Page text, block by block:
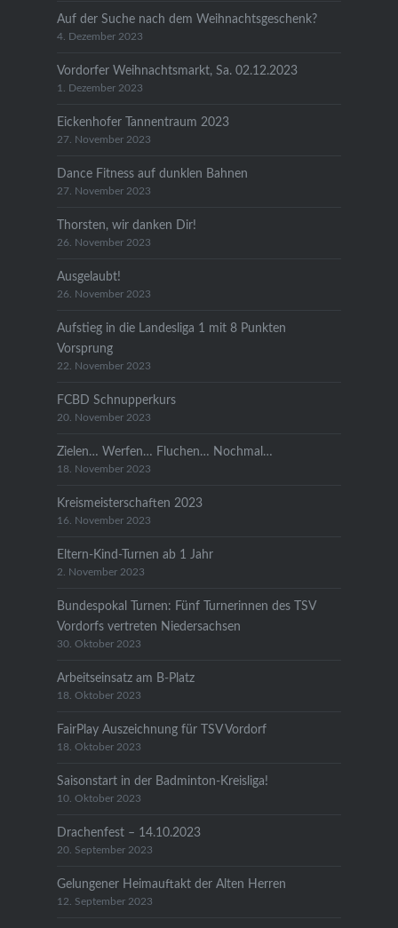
Auf der Suche nach dem Weihnachtsgeschenk?
4. Dezember 2023
Vordorfer Weihnachtsmarkt, Sa. 02.12.2023
1. Dezember 2023
Eickenhofer Tannentraum 2023
27. November 2023
Dance Fitness auf dunklen Bahnen
27. November 2023
Thorsten, wir danken Dir!
26. November 2023
Ausgelaubt!
26. November 2023
Aufstieg in die Landesliga 1 mit 8 Punkten
Vorsprung
22. November 2023
FCBD Schnupperkurs
20. November 2023
Zielen… Werfen… Fluchen… Nochmal…
18. November 2023
Kreismeisterschaften 2023
16. November 2023
Eltern-Kind-Turnen ab 1 Jahr
2. November 2023
Bundespokal Turnen: Fünf Turnerinnen des TSV
Vordorfs vertreten Niedersachsen
30. Oktober 2023
Arbeitseinsatz am B-Platz
18. Oktober 2023
FairPlay Auszeichnung für TSV Vordorf
18. Oktober 2023
Saisonstart in der Badminton-Kreisliga!
10. Oktober 2023
Drachenfest – 14.10.2023
20. September 2023
Gelungener Heimauftakt der Alten Herren
12. September 2023